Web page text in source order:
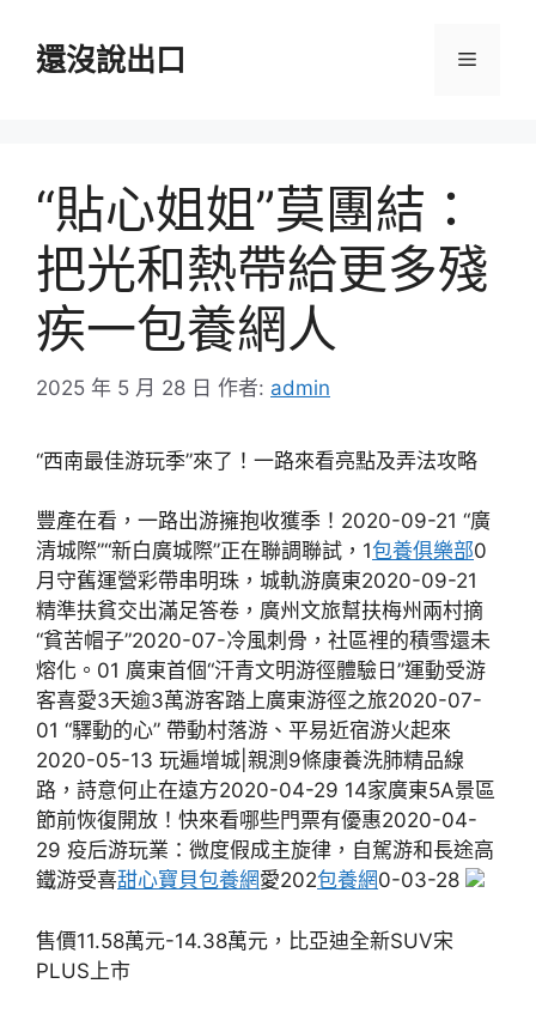
還沒說出口 選
“貼心姐姐”莫團結：
把光和熱帶給更多殘
疾一包養網人
2025 年 5 月 28 日 作者: admin
“西南最佳游玩季”來了！一路來看亮點及弄法攻略
豐產在看，一路出游擁抱收獲季！2020-09-21 “廣
清城際”“新白廣城際”正在聯調聯試，1包養俱樂部0
月守舊運營彩帶串明珠，城軌游廣東2020-09-21
精準扶貧交出滿足答卷，廣州文旅幫扶梅州兩村摘
“貧苦帽子”2020-07-冷風刺骨，社區裡的積雪還未
熔化。01 廣東首個“汗青文明游徑體驗日”運動受游
客喜愛3天逾3萬游客踏上廣東游徑之旅2020-07-
01 “驛動的心” 帶動村落游、平易近宿游火起來
2020-05-13 玩遍增城|親測9條康養洗肺精品線
路，詩意何止在遠方2020-04-29 14家廣東5A景區
節前恢復開放！快來看哪些門票有優惠2020-04-
29 疫后游玩業：微度假成主旋律，自駕游和長途高
鐵游受喜甜心寶貝包養網愛202包養網0-03-28
售價11.58萬元-14.38萬元，比亞迪全新SUV宋
PLUS上市